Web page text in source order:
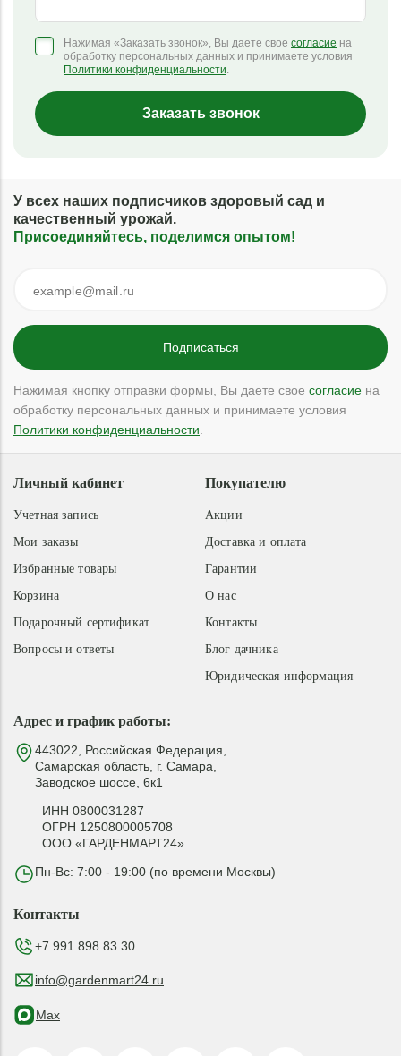
Нажимая «Заказать звонок», Вы даете свое согласие на
обработку персональных данных и принимаете условия
Политики конфиденциальности.
Заказать звонок
У всех наших подписчиков здоровый сад и
качественный урожай.
Присоединяйтесь, поделимся опытом!
Нажимая кнопку отправки формы, Вы даете свое согласие на
обработку персональных данных и принимаете условия
Политики конфиденциальности
Адрес и график работы:
443022, Российская Федерация,
Самарская область, г. Самара,
Заводское шоссе, 6к1
ИНН 0800031287
ОГРН 1250800005708
ООО «ГАРДЕНМАРТ24»
Пн-Вс: 7:00 - 19:00 (по времени Москвы)
Покупателю
Акции
Доставка и оплата
Гарантии
О нас
Контакты
Блог дачника
Юридическая информация
Личный кабинет
Учетная запись
Мои заказы
Избранные товары
Корзина
Подарочный сертификат
Вопросы и ответы
Контакты
+7 991 898 83 30
info@gardenmart24.ru
Max